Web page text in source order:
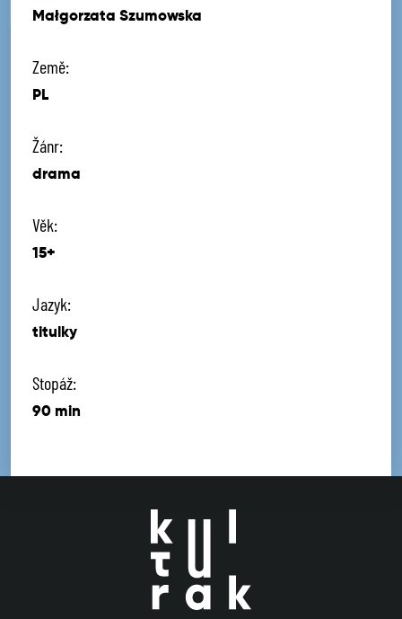
Małgorzata Szumowska
Země:
PL
Žánr:
drama
Věk:
15+
Jazyk:
titulky
Stopáž:
90 min